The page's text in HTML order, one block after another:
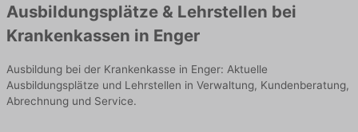
Ausbildungsplätze & Lehrstellen bei
Krankenkassen in Enger
Ausbildung bei der Krankenkasse in Enger: Aktuelle
Ausbildungsplätze und Lehrstellen in Verwaltung, Kundenberatung,
Abrechnung und Service.